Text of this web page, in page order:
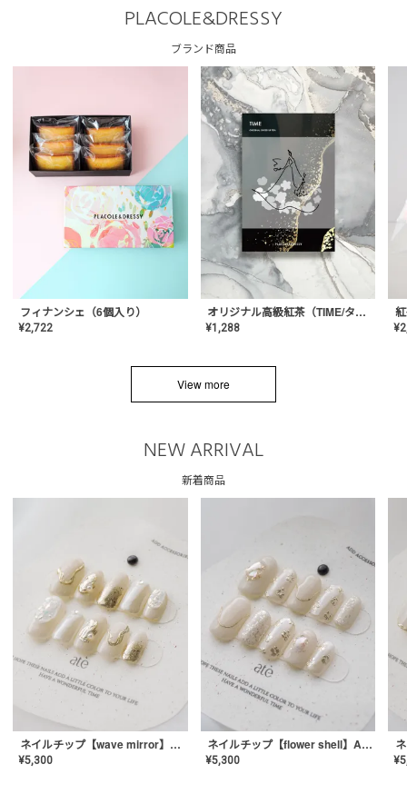
PLACOLE&DRESSY
ブランド商品
フィナンシェ（6個入り）
¥2,722
オリジナル高級紅茶（TIME/タイム）【ギフト/プチギフト/プレゼント/内祝い/結婚式/オリジナル配合/高品質/ハーブティー/茶葉/記念日/お返し/手土産/美容/おしゃれ】
¥1,288 ¥
View more
NEW ARRIVAL
新着商品
ネイルチップ【wave mirror】AE-CONA-04
¥5,300
ネイルチップ【flower shell】AE-CONA-03
¥5,300 ¥